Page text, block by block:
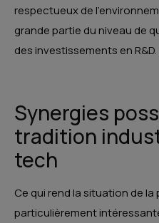
respectueux de
grande partie du niveau de
des investissements en R&D.
Synergies
tradition
tech
Ce qui rend la situation de la
particulièrement